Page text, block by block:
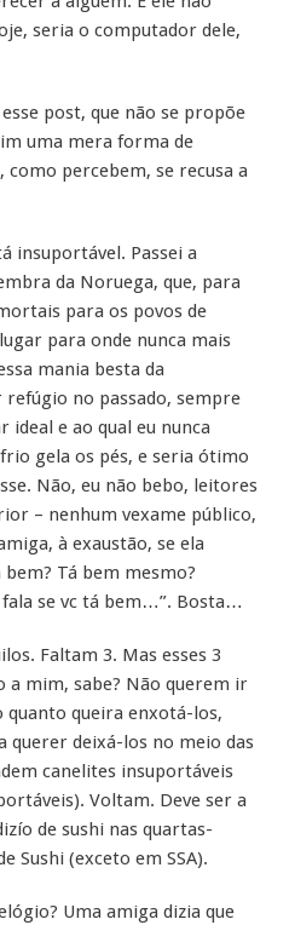
seria o computador dele,
post, que não se propõe
uma mera forma de
como percebem, se recusa a
insuportável. Passei a
da Noruega, que, para
para os povos de
para onde nunca mais
mania besta da
no passado, sempre
ideal e ao qual eu nunca
gela os pés, e seria ótimo
Não, eu não bebo, leitores
– nenhum vexame público,
à exaustão, se ela
Tá bem mesmo?
se vc tá bem…”. Bosta…
Faltam 3. Mas esses 3
a mim, sabe? Não querem ir
queira enxotá-los,
querer deixá-los no meio das
canelites insuportáveis
Voltam. Deve ser a
de sushi nas quartas-
Sushi (exceto em SSA).
Uma amiga dizia que